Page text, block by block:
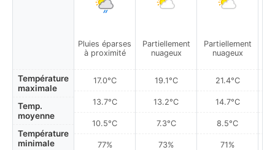
Température
maximale
Temp.
moyenne
Température
minimale
Pluies éparses
à proximité
17.0°C
13.7°C
10.5°C
77%
Partiellement
nuageux
19.1°C
13.2°C
7.3°C
73%
Partiellement
nuageux
21.4°C
14.7°C
8.5°C
71%